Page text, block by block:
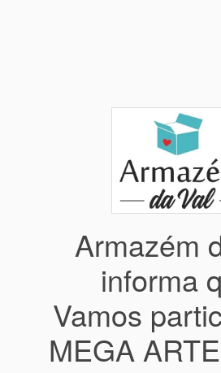
Armazém
informa
Vamos
MEGA